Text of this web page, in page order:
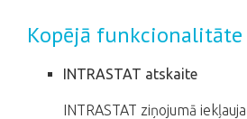
Kopējā funkcionalitāte
INTRASTAT atskaite
INTRASTAT ziņojumā